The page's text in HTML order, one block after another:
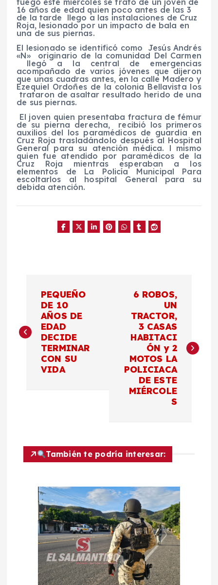
16 años de edad quien poco antes de las 3
de la tarde llego a las instalaciones de Cruz
Roja, lesionado por un impacto de bala en
una de sus piernas.
El lesionado se identificó como Jesús Andrés
«N» originario de la comunidad Del Carmen
llegó a la central de emergencias
acompañado de varios jóvenes que dijeron
que unas cuadras antes, en la calle Madero y
Ezequiel Ordoñes de la colonia Bellavista los
trataron de asaltar resultado herido de una
de sus piernas.
El joven quien presentaba fractura de fémur
de su pierna derecha, recibió los primeros
auxilios del los paramédicos de guardia en
Cruz Roja trasladándolo después al Hospital
General para su atención médica. l mismo
quien fue atendido por paramédicos de la
Cruz Roja mientras esperaban a los
elementos de La Policía Municipal Para
escoltarlos al hospital General para su
debida atención.
v
PEQUEÑO
DE 10
AÑOS DE
EDAD
DECIDE
TERMINAR
CON SU
VIDA
6 ROBOS,
UN
TRACTOR,
3 CASAS
HABITACI
ÓN y 2
MOTOS LA
POLICIACA
DE ESTE
MIÉRCOLE
S
También te podría interesar: